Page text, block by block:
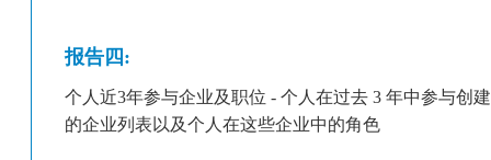
报告四:
个人近3年参与企业及职位 - 个人在过去 3 年中参与创
的企业列表以及个人在这些企业中的角色